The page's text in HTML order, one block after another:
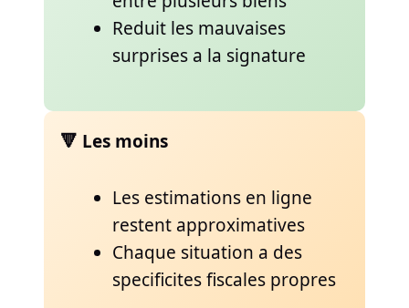
Reduit les mauvaises
surprises a la signature
🔻 Les moins
Les estimations en ligne
restent approximatives
Chaque situation a des
specificites fiscales propres